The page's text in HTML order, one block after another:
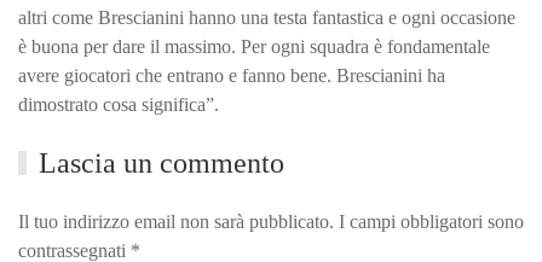
altri come Brescianini hanno una testa fantastica e ogni occasione
è buona per dare il massimo. Per ogni squadra è fondamentale
avere giocatori che entrano e fanno bene. Brescianini ha
dimostrato cosa significa”.
Lascia un commento
Il tuo indirizzo email non sarà pubblicato. I campi obbligatori sono
contrassegnati *